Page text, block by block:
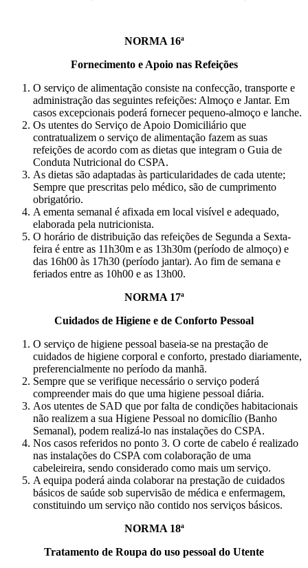
NORMA 16ª
Fornecimento e Apoio nas Refeições
O serviço de alimentação consiste na confecção, transporte e
administração das seguintes refeições: Almoço e Jantar. Em
casos excepcionais poderá fornecer pequeno-almoço e lanche.
Os utentes do Serviço de Apoio Domiciliário que
contratualizem o serviço de alimentação fazem as suas
refeições de acordo com as dietas que integram o Guia de
Conduta Nutricional do CSPA.
As dietas são adaptadas às particularidades de cada utente;
Sempre que prescritas pelo médico, são de cumprimento
obrigatório.
A ementa semanal é afixada em local visível e adequado,
elaborada pela nutricionista.
O horário de distribuição das refeições de Segunda a Sexta-
feira é entre as 11h30m e as 13h30m (período de almoço) e
das 16h00 às 17h30 (período jantar). Ao fim de semana e
feriados entre as 10h00 e as 13h00.
NORMA 17ª
Cuidados de Higiene e de Conforto Pessoal
O serviço de higiene pessoal baseia-se na prestação de
cuidados de higiene corporal e conforto, prestado diariamente,
preferencialmente no período da manhã.
Sempre que se verifique necessário o serviço poderá
compreender mais do que uma higiene pessoal diária.
Aos utentes de SAD que por falta de condições habitacionais
não realizem a sua Higiene Pessoal no domicílio (Banho
Semanal), podem realizá-lo nas instalações do CSPA.
Nos casos referidos no ponto 3. O corte de cabelo é realizado
nas instalações do CSPA com colaboração de uma
cabeleireira, sendo considerado como mais um serviço.
A equipa poderá ainda colaborar na prestação de cuidados
básicos de saúde sob supervisão de médica e enfermagem,
constituindo um serviço não contido nos serviços básicos.
NORMA 18ª
Tratamento de Roupa do uso pessoal do Utente